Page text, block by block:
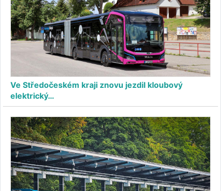
Ve Středočeském kraji znovu jezdil kloubový
elektrický…